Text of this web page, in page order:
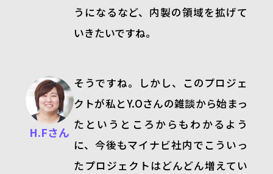
うになるなど、内製の領域を拡げて
いきたいですね。
H.Fさん
そうですね。しかし、このプロジェ
クトが私とY.Oさんの雑談から始まっ
たというところからもわかるよう
に、今後もマイナビ社内でこういっ
たプロジェクトはどんどん増えてい